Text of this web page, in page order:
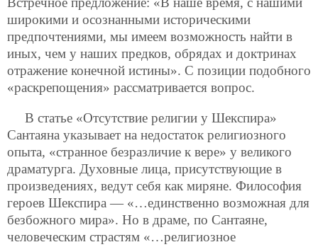
широкими и осознанными историческими
предпочтениями, мы имеем возможность найти в
иных, чем у наших предков, обрядах и доктринах
отражение конечной истины». С позиции подобного
«раскрепощения» рассматривается вопрос.
В статье «Отсутствие религии у Шекспира»
Сантаяна указывает на недостаток религиозного
опыта, «странное безразличие к вере» у великого
драматурга. Духовные лица, присутствующие в
произведениях, ведут себя как миряне. Философия
героев Шекспира — «…единственно возможная для
безбожного мира». Но в драме, по Сантаяне,
человеческим страстям «…религиозное